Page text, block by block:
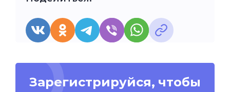
Зарегистрируйся, чтобы